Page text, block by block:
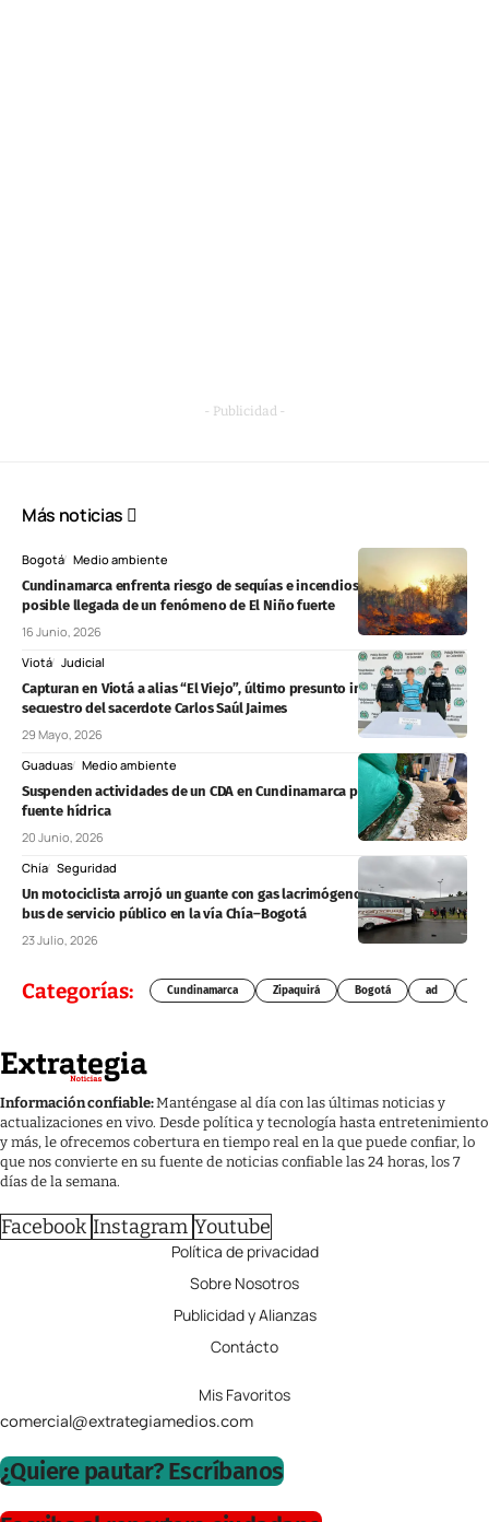
- Publicidad -
Más noticias
Bogotá Medio ambiente
Cundinamarca enfrenta riesgo de sequías e incendios forestales ante
posible llegada de un fenómeno de El Niño fuerte
16 Junio, 2026
Viotá Judicial
Capturan en Viotá a alias “El Viejo”, último presunto implicado en el
secuestro del sacerdote Carlos Saúl Jaimes
29 Mayo, 2026
Guaduas Medio ambiente
Suspenden actividades de un CDA en Cundinamarca por afectaciones a
fuente hídrica
20 Junio, 2026
Chía Seguridad
Un motociclista arrojó un guante con gas lacrimógeno al interior de un
bus de servicio público en la vía Chía–Bogotá
23 Julio, 2026
Categorías: Cundinamarca Zipaquirá Bogotá ad
Información confiable:Manténgase al día con las últimas noticias y
actualizaciones en vivo. Desde política y tecnología hasta entretenimiento
y más, le ofrecemos cobertura en tiempo real en la que puede confiar, lo
que nos convierte en su fuente de noticias confiable las 24 horas, los 7
días de la semana.
Facebook Instagram Youtube
Política de privacidad
Sobre Nosotros
Publicidad y Alianzas
Contácto
Mis Favoritos
comercial@extrategiamedios.com
¿Quiere pautar? Escríbanos